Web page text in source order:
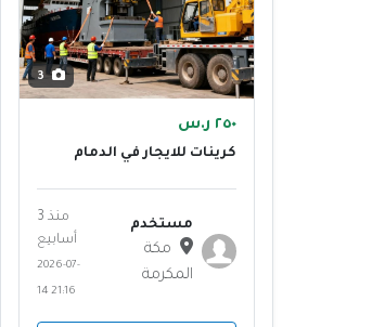
3
٢٥٠ ر.س
كرينات للايجار في الدمام
القطيف الخبر الشرقيه
مستخدم
مكة
المكرمة
منذ 3
أسابيع
2026-07-
14 21:16